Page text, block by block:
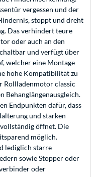
vergessen und der
stoppt und dreht
Das verhindert teure
oder auch an den
und verfügt über
welcher eine Montage
hohe Kompatibilität zu
Rollladenmotor classic
Behanglängenausgleich.
Endpunkten dafür, dass
und starken
öffnet. Die
möglich.
lediglich starre
sowie Stopper oder
oder